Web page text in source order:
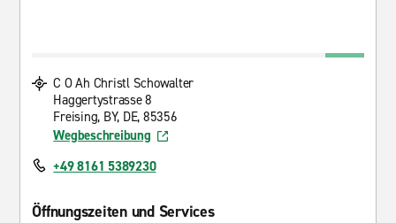
C O Ah Christl Schowalter
Haggertystrasse 8
Freising, BY, DE, 85356
Wegbeschreibung
+49 8161 5389230
Öffnungszeiten und Services